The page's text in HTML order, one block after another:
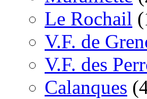
Le Rochail
V.F. de
V.F. des
Calanques